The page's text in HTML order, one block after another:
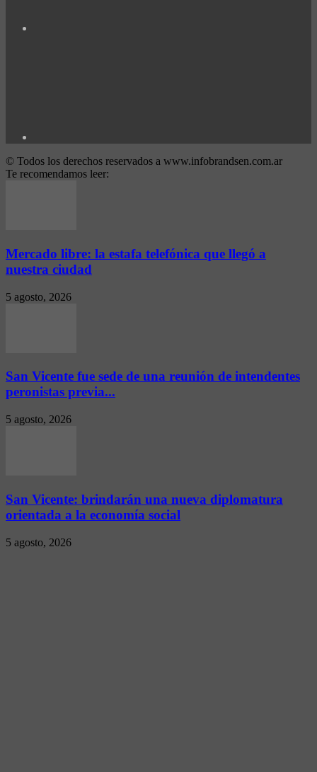
© Todos los derechos reservados a www.infobrandsen.com.ar
Te recomendamos leer:
Mercado libre: la estafa telefónica que llegó a
nuestra ciudad
5 agosto, 2026
San Vicente fue sede de una reunión de intendentes
peronistas previa...
5 agosto, 2026
San Vicente: brindarán una nueva diplomatura
orientada a la economía social
5 agosto, 2026